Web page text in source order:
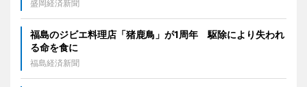
盛岡経済新聞
福島のジビエ料理店「猪鹿鳥」が1周年 駆除により失われ
る命を食に
福島経済新聞